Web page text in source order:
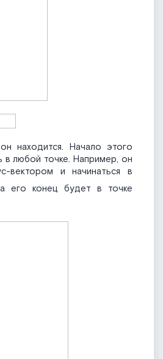
находится. Начало этого
в любой точке. Например, он
вектором и начинаться в
его конец будет в точке